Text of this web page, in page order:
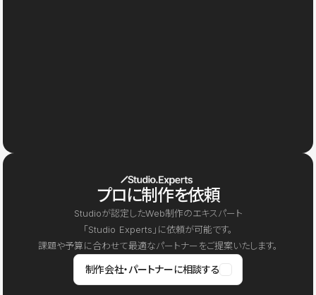
プロに制作を依頼
Studioが認定したWeb制作のエキスパート
「Studio Experts」に依頼が可能です。
課題や予算に合わせて最適なパートナーをご提案いたします。
制作会社・パートナーに相談する